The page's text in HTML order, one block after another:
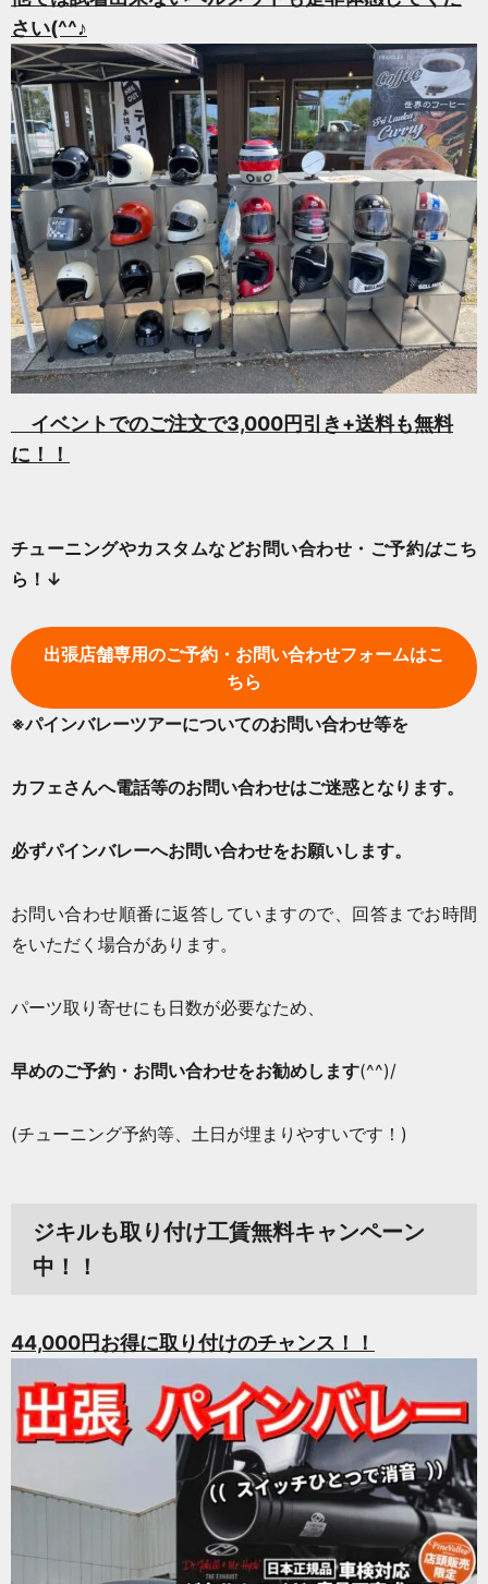
さい(^^♪
イベントでのご注文で3,000円引き+送料も無料
に！！
チューニングやカスタムなどお問い合わせ・ご予約はこち
ら！↓
出張店舗専用のご予約・お問い合わせフォームはこ
ちら
※パインバレーツアーについてのお問い合わせ等を
カフェさんへ電話等のお問い合わせはご迷惑となります。
必ずパインバレーへお問い合わせをお願いします。
お問い合わせ順番に返答していますので、回答までお時間
をいただく場合があります。
パーツ取り寄せにも日数が必要なため、
早めのご予約・お問い合わせをお勧めします(^^)/
(チューニング予約等、土日が埋まりやすいです！)
ジキルも取り付け工賃無料キャンペーン
中！！
44,000円お得に取り付けのチャンス！！